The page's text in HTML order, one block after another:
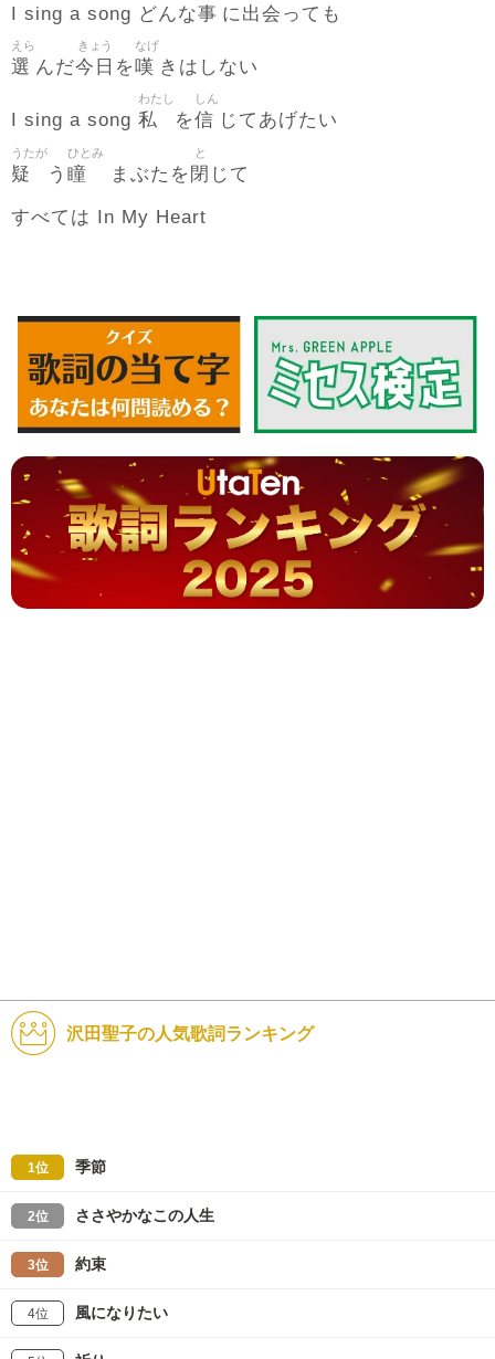
I sing a song どんな事 に出会 っても
選
えら
んだ今日
きょう
を嘆
なげ
きはしない
I sing a song 私
わたし
を信
しん
じてあげたい
疑
うたが
う 瞳
ひとみ
まぶたを 閉
と
じて
すべては In My Heart
沢田聖子の人気歌詞ランキング
1位 季節
2位 ささやかなこの人生
3位 約束
4位 風になりたい